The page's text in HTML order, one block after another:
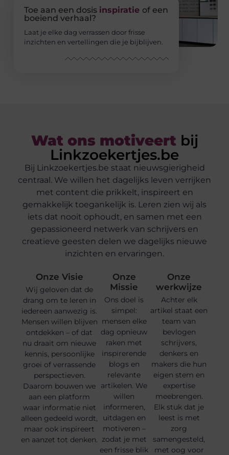
Toe aan een dosis inspiratie of een
boeiend verhaal?
Laat je elke dag verrassen door frisse
inzichten en vertellingen die je bijblijven.
Wat ons motiveert bij
Linkzoekertjes.be
Bij Linkzoekertjes.be staat nieuwsgierigheid
centraal. We willen het dagelijks leven verrijken
met content die prikkelt, inspireert en
gemakkelijk toegankelijk is. Leren zien wij als
iets dat nooit ophoudt, en samen met een
gepassioneerd netwerk van schrijvers en
creatieve geesten delen we dagelijks nieuwe
inzichten en ervaringen.
Onze Visie
Wij geloven dat de
drang om te leren in
iedereen aanwezig is.
Mensen willen blijven
ontdekken – of dat
nu draait om nieuwe
kennis, persoonlijke
groei of verrassende
perspectieven.
Daarom bouwen we
aan een platform
waar informatie niet
alleen gedeeld wordt,
maar ook inspireert
en aanzet tot denken.
Onze
Missie
Ons doel is
simpel:
mensen elke
dag opnieuw
raken met
inspirerende
blogs en
relevante
artikelen. We
willen
informeren,
uitdagen en
motiveren –
zodat je met
een frisse blik
Onze
werkwijze
Achter elk
artikel staat een
team van
bevlogen
schrijvers,
denkers en
makers die hun
eigen stem en
expertise
meebrengen.
Elk stuk dat je
leest is met
zorg
samengesteld,
met oog voor